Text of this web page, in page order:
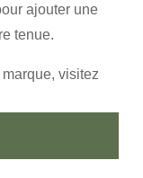
ajouter une
tenue.
visitez